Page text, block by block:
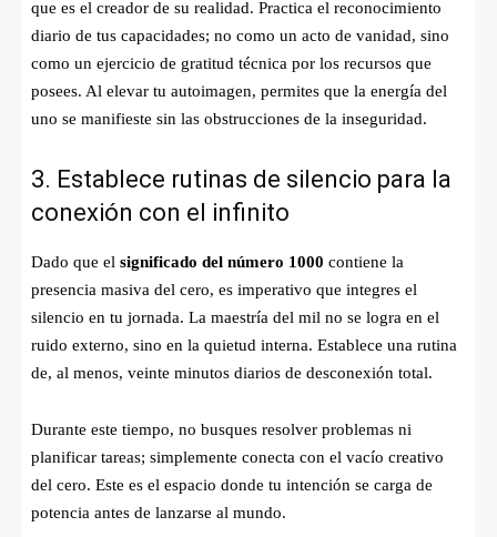
que es el creador de su realidad. Practica el reconocimiento
diario de tus capacidades; no como un acto de vanidad, sino
como un ejercicio de gratitud técnica por los recursos que
posees. Al elevar tu autoimagen, permites que la energía del
uno se manifieste sin las obstrucciones de la inseguridad.
3. Establece rutinas de silencio para la
conexión con el infinito
Dado que el significado del número 1000 contiene la
presencia masiva del cero, es imperativo que integres el
silencio en tu jornada. La maestría del mil no se logra en el
ruido externo, sino en la quietud interna. Establece una rutina
de, al menos, veinte minutos diarios de desconexión total.
Durante este tiempo, no busques resolver problemas ni
planificar tareas; simplemente conecta con el vacío creativo
del cero. Este es el espacio donde tu intención se carga de
potencia antes de lanzarse al mundo.